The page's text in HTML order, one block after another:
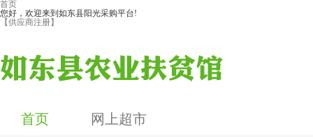
首页
您好，欢迎来到如东县阳光采购平台!
【供应商注册】
首页 网上超市